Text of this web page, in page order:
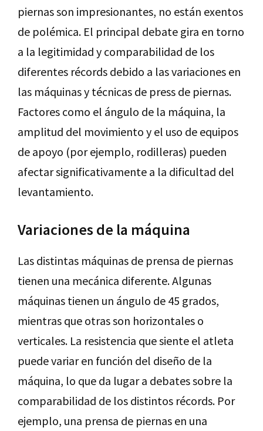
piernas son impresionantes, no están exentos
de polémica. El principal debate gira en torno
a la legitimidad y comparabilidad de los
diferentes récords debido a las variaciones en
las máquinas y técnicas de press de piernas.
Factores como el ángulo de la máquina, la
amplitud del movimiento y el uso de equipos
de apoyo (por ejemplo, rodilleras) pueden
afectar significativamente a la dificultad del
levantamiento.
Variaciones de la máquina
Las distintas máquinas de prensa de piernas
tienen una mecánica diferente. Algunas
máquinas tienen un ángulo de 45 grados,
mientras que otras son horizontales o
verticales. La resistencia que siente el atleta
puede variar en función del diseño de la
máquina, lo que da lugar a debates sobre la
comparabilidad de los distintos récords. Por
ejemplo, una prensa de piernas en una